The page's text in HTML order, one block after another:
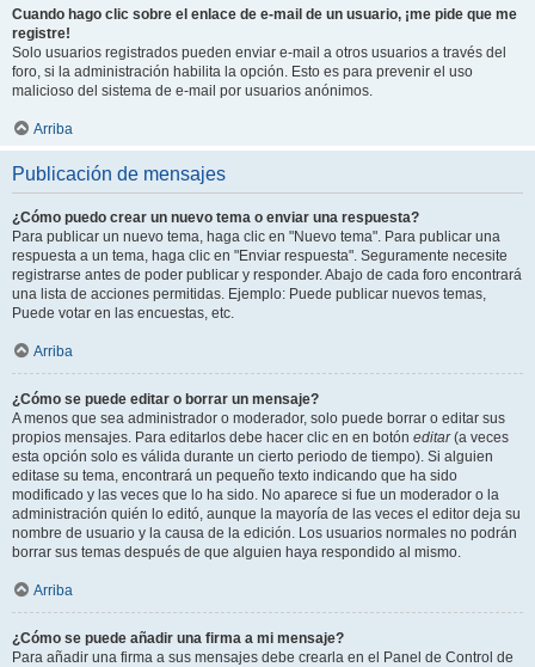
Cuando hago clic sobre el enlace de e-mail de un usuario, ¡me pide que me
registre!
Solo usuarios registrados pueden enviar e-mail a otros usuarios a través del
foro, si la administración habilita la opción. Esto es para prevenir el uso
malicioso del sistema de e-mail por usuarios anónimos.
Arriba
Publicación de mensajes
¿Cómo puedo crear un nuevo tema o enviar una respuesta?
Para publicar un nuevo tema, haga clic en "Nuevo tema". Para publicar una
respuesta a un tema, haga clic en "Enviar respuesta". Seguramente necesite
registrarse antes de poder publicar y responder. Abajo de cada foro encontrará
una lista de acciones permitidas. Ejemplo: Puede publicar nuevos temas,
Puede votar en las encuestas, etc.
Arriba
¿Cómo se puede editar o borrar un mensaje?
A menos que sea administrador o moderador, solo puede borrar o editar sus
propios mensajes. Para editarlos debe hacer clic en en botón editar(a veces
esta opción solo es válida durante un cierto periodo de tiempo). Si alguien
editase su tema, encontrará un pequeño texto indicando que ha sido
modificado y las veces que lo ha sido. No aparece si fue un moderador o la
administración quién lo editó, aunque la mayoría de las veces el editor deja su
nombre de usuario y la causa de la edición. Los usuarios normales no podrán
borrar sus temas después de que alguien haya respondido al mismo.
Arriba
¿Cómo se puede añadir una firma a mi mensaje?
Para añadir una firma a sus mensajes debe crearla en el Panel de Control de